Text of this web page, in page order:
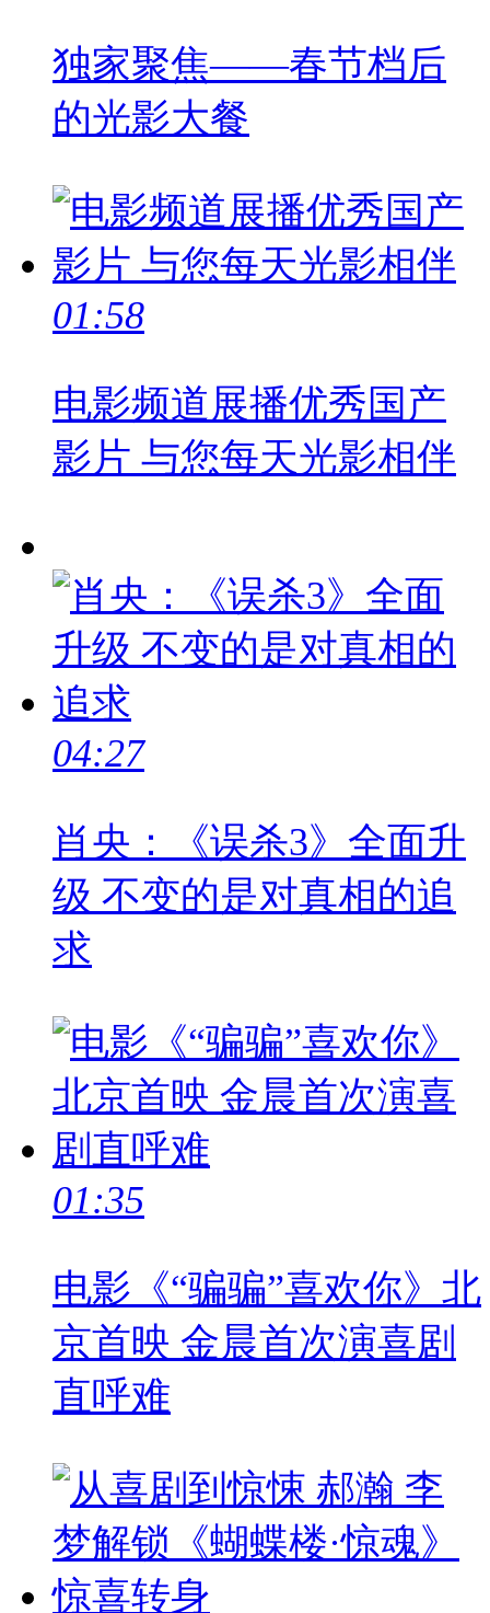
独家聚焦——春节档后
的光影大餐
01:58
电影频道展播优秀国产
影片 与您每天光影相伴
04:27
肖央：《误杀3》全面升
级 不变的是对真相的追
求
01:35
电影《“骗骗”喜欢你》北
京首映 金晨首次演喜剧
直呼难